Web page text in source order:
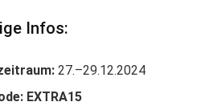
Infos:
27.–29.12.2024
EXTRA15